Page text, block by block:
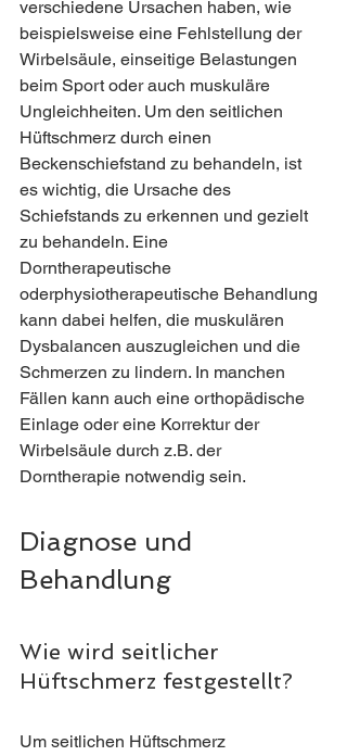
verschiedene Ursachen haben, wie
beispielsweise eine Fehlstellung der
Wirbelsäule, einseitige Belastungen
beim Sport oder auch muskuläre
Ungleichheiten. Um den seitlichen
Hüftschmerz durch einen
Beckenschiefstand zu behandeln, ist
es wichtig, die Ursache des
Schiefstands zu erkennen und gezielt
zu behandeln. Eine
Dorntherapeutische
oderphysiotherapeutische Behandlung
kann dabei helfen, die muskulären
Dysbalancen auszugleichen und die
Schmerzen zu lindern. In manchen
Fällen kann auch eine orthopädische
Einlage oder eine Korrektur der
Wirbelsäule durch z.B. der
Dorntherapie notwendig sein.
Diagnose und
Behandlung
Wie wird seitlicher
Hüftschmerz festgestellt?
Um seitlichen Hüftschmerz